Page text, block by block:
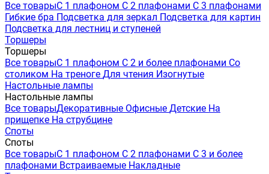
Все товарыС 1 плафоном С 2 плафонами С 3 плафонами
Гибкие бра Подсветка для зеркал Подсветка для картин
Подсветка для лестниц и ступеней
Торшеры
Торшеры
Все товарыС 1 плафоном С 2 и более плафонами Со
столиком На треноге Для чтения Изогнутые
Настольные лампы
Настольные лампы
Все товарыДекоративные Офисные Детские На
прищепке На струбцине
Споты
Споты
Все товарыС 1 плафоном С 2 плафонами С 3 и более
плафонами Встраиваемые Накладные